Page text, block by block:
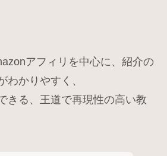
アフィリを中心に、紹介の
わかりやすく、
きる、王道で再現性の高い教